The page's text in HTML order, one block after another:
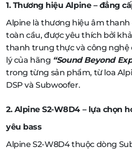
1. Thương hiệu Alpine – đẳng
Alpine là thương hiệu âm thanh
toàn cầu, được yêu thích bởi
thanh trung thực và công nghệ
lý của hãng “Sound Beyond
trong từng sản phẩm, từ loa
DSP và Subwoofer.
2. Alpine S2-W8D4 – lựa chọn
yêu bass
Alpine S2-W8D4 thuộc dòng